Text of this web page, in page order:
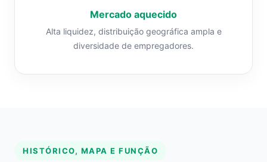
Mercado aquecido
Alta liquidez, distribuição geográfica ampla e
diversidade de empregadores.
HISTÓRICO, MAPA E FUNÇÃO